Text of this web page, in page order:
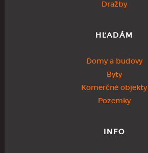
Dražby
HĽADÁM
Domy a budovy
Byty
Komerčné objekty
Pozemky
INFO